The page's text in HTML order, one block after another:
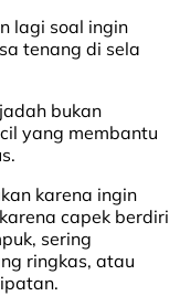
lagi soal ingin
tenang di sela
bukan
yang membantu
karena ingin
capek berdiri
sering
ringkas, atau